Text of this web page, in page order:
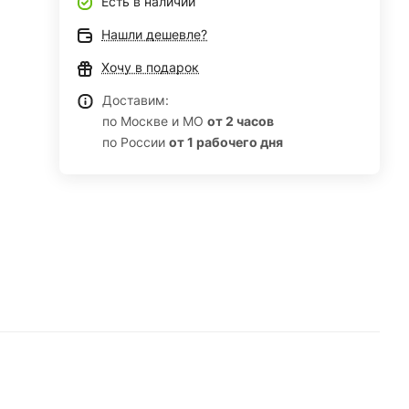
Нашли дешевле?
Хочу в подарок
Доставим:
по Москве и МОот 2 часов
по Россииот 1 рабочего дня